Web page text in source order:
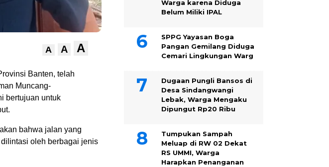
A A A
Banten, telah
Muncang-
bertujuan untuk
bahwa jalan yang
oleh berbagai jenis
Warga karena Diduga
Belum Miliki IPAL
SPPG Yayasan Boga
Pangan Gemilang Diduga
Cemari Lingkungan Warg
Dugaan Pungli Bansos di
Desa Sindangwangi
Lebak, Warga Mengaku
Dipungut Rp20 Ribu
Tumpukan Sampah
Meluap di RW 02 Dekat
RS UMMI, Warga
Harapkan Penanganan